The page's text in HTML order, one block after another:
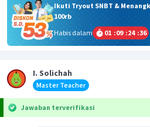
Ikuti Tryout SNBT &
100rb
Habis dalam
01 :09 :24 :36
I. Solichah
Master Teacher
Jawaban terverifikasi